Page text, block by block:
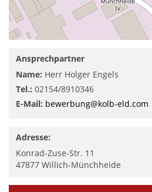
Ansprechpartner
Name: Herr Holger Engels
Tel.: 02154/8910346
E-Mail: bewerbung@kolb-eld.com
Adresse:
Konrad-Zuse-Str. 11
47877 Willich-Münchheide